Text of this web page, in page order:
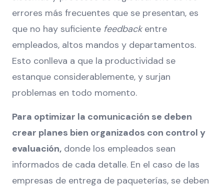
errores más frecuentes que se presentan, es
que no hay suficiente feedbackentre
empleados, altos mandos y departamentos.
Esto conlleva a que la productividad se
estanque considerablemente, y surjan
problemas en todo momento.
Para optimizar la comunicación se deben
crear planes bien organizados con control y
evaluación, donde los empleados sean
informados de cada detalle. En el caso de las
empresas de entrega de paqueterías, se deben